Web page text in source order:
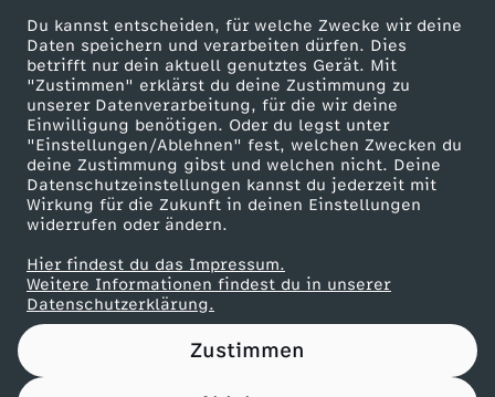
Du kannst entscheiden, für welche Zwecke wir deine
Daten speichern und verarbeiten dürfen. Dies
betrifft nur dein aktuell genutztes Gerät. Mit
"Zustimmen" erklärst du deine Zustimmung zu
unserer Datenverarbeitung, für die wir deine
Einwilligung benötigen. Oder du legst unter
"Einstellungen/Ablehnen" fest, welchen Zwecken du
deine Zustimmung gibst und welchen nicht. Deine
Datenschutzeinstellungen kannst du jederzeit mit
Wirkung für die Zukunft in deinen Einstellungen
widerrufen oder ändern.
Hier findest du das Impressum.
Weitere Informationen findest du in unserer
Datenschutzerklärung.
Zustimmen
d
u
n
k
l
e
n
ZDF goes Schule
Werbefernsehen
Mainzelmännchen
Partner